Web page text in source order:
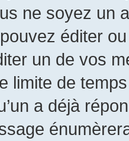
ne soyez un
éditer
un de vos
limite de
a déjà